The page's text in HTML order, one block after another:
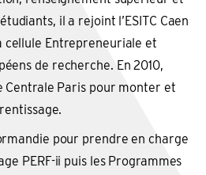
il a rejoint l’ESITC Caen
Entrepreneuriale et
de recherche. En 2010,
Centrale Paris pour monter et
pour prendre en charge
PERF-ii puis les Programmes